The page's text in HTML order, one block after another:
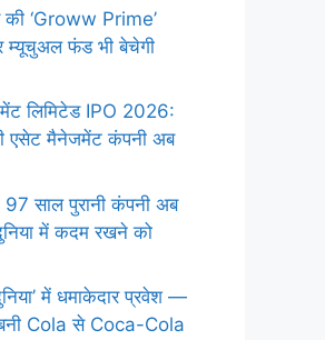
‘Groww Prime’
म्यूचुअल फंड भी बेचेगी
लिमिटेड IPO 2026:
एसेट मैनेजमेंट कंपनी अब
साल पुरानी कंपनी अब
में कदम रखने को
में धमाकेदार प्रवेश —
बनी Cola से Coca-Cola